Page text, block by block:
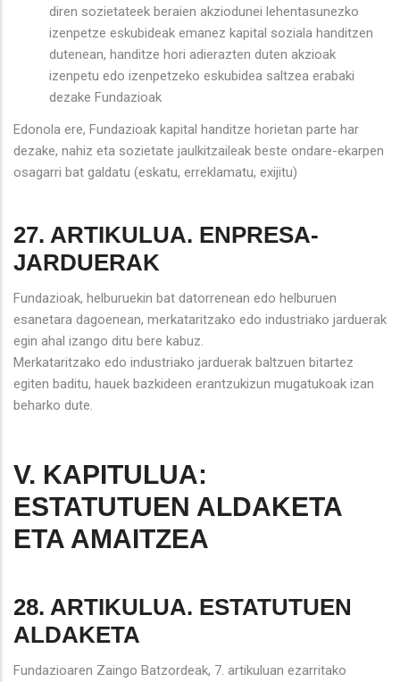
diren sozietateek beraien akziodunei lehentasunezko
izenpetze eskubideak emanez kapital soziala handitzen
dutenean, handitze hori adierazten duten akzioak
izenpetu edo izenpetzeko eskubidea saltzea erabaki
dezake Fundazioak
Edonola ere, Fundazioak kapital handitze horietan parte har
dezake, nahiz eta sozietate jaulkitzaileak beste ondare-ekarpen
osagarri bat galdatu (eskatu, erreklamatu, exijitu)
27. ARTIKULUA. ENPRESA-
JARDUERAK
Fundazioak, helburuekin bat datorrenean edo helburuen
esanetara dagoenean, merkataritzako edo industriako jarduerak
egin ahal izango ditu bere kabuz.
Merkataritzako edo industriako jarduerak baltzuen bitartez
egiten baditu, hauek bazkideen erantzukizun mugatukoak izan
beharko dute.
V. KAPITULUA:
ESTATUTUEN ALDAKETA
ETA AMAITZEA
28. ARTIKULUA. ESTATUTUEN
ALDAKETA
Fundazioaren Zaingo Batzordeak, 7. artikuluan ezarritako